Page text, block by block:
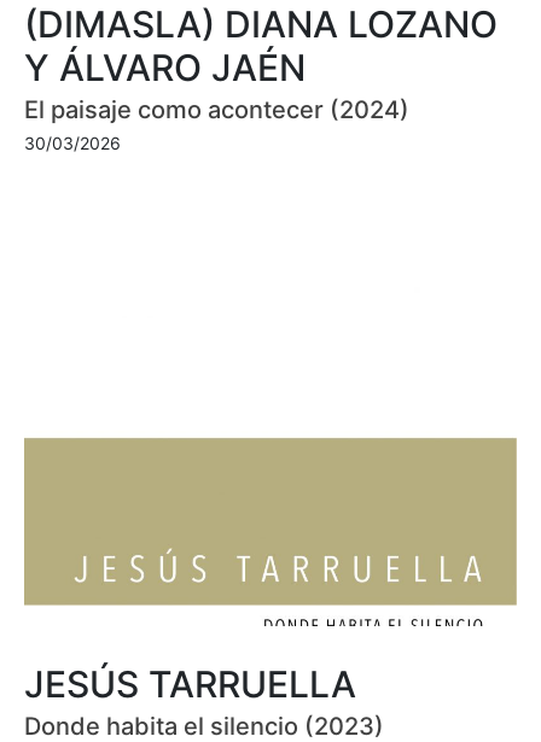
(DIMASLA) DIANA LOZANO
Y ÁLVARO JAÉN
El paisaje como acontecer (2024)
30/03/2026
JESÚS TARRUELLA
Donde habita el silencio (2023)